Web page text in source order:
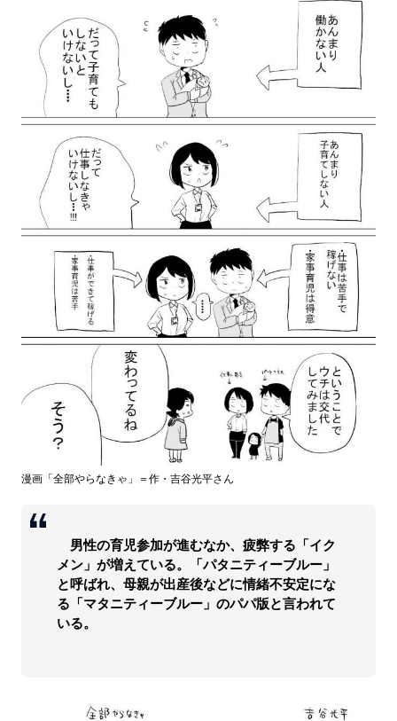
漫画「全部やらなきゃ」＝作・吉谷光平さん
男性の育児参加が進むなか、疲弊する「イク
メン」が増えている。「パタニティーブルー」
と呼ばれ、母親が出産後などに情緒不安定にな
る「マタニティーブルー」のパパ版と言われて
いる。